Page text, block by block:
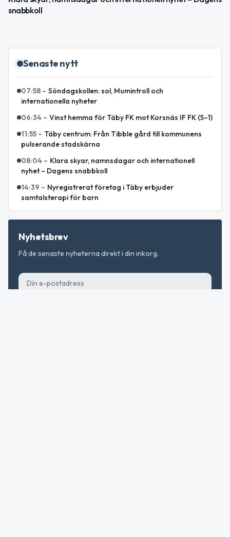
snabbkoll
Senaste nytt
07:58 – Söndagskollen: sol, Mumintroll och
internationella nyheter
06:34 – Vinst hemma för Täby FK mot Korsnäs IF FK (5–1)
11:55 – Täby centrum: Från Tibble gård till kommunens
pulserande stadskärna
08:04 – Klara skyar, namnsdagar och internationell
nyhet – Dagens snabbkoll
14:39 – Nyregistrerat företag i Täby erbjuder
samtalsterapi för barn
Nyhetsbrev
Få de senaste nyheterna direkt i din inkorg.